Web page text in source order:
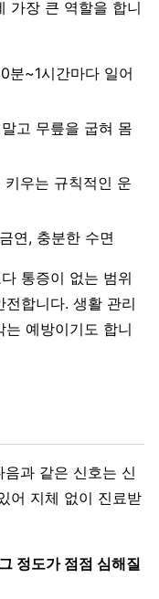
가장 큰 역할을 합니
분~1시간마다 일어
고 무릎을 굽혀 몸
키우는 규칙적인 운
연, 충분한 수면
통증이 없는 범위
합니다. 생활 관리
예방이기도 합니
과 같은 신호는 신
어 지체 없이 진료받
정도가 점점 심해질